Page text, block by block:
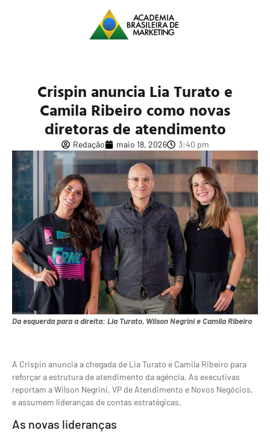
Crispin anuncia Lia Turato e
Camila Ribeiro como novas
diretoras de atendimento
Redação maio 18, 2026 3:40 pm
Da esquerda para a direita: Lia Turato, Wilson Negrini e Camila Ribeiro
A Crispin anuncia a chegada de Lia Turato e Camila Ribeiro para
reforçar a estrutura de atendimento da agência. As executivas
reportam a Wilson Negrini, VP de Atendimento e Novos Negócios,
e assumem lideranças de contas estratégicas.
As novas lideranças